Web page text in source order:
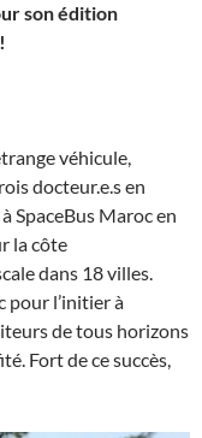
son édition
véhicule,
docteur.e.s en
SpaceBus Maroc en
la côte
dans 18 villes.
pour l’initier à
de tous horizons
Fort de ce succès,